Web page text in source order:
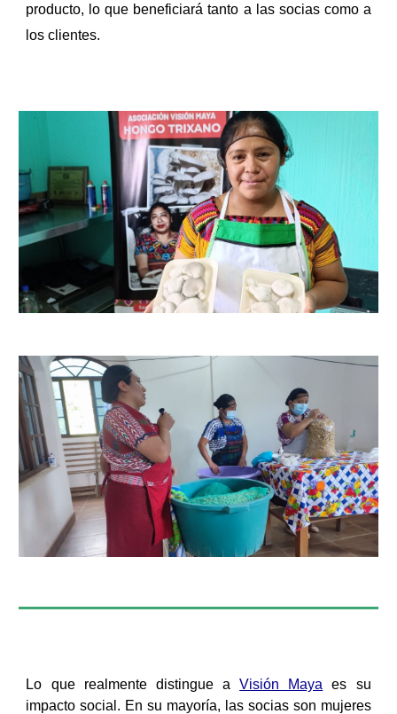
producto, lo que beneficiará tanto a las socias como a
los clientes.
Lo que realmente distingue aVisión Maya es su
impacto social. En su mayoría, las socias son mujeres